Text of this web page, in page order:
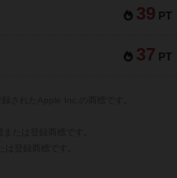
39 PT
37 PT